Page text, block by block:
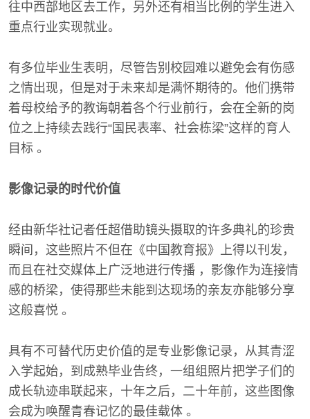
往中西部地区去工作，另外还有相当比例的学生进入
重点行业实现就业。
有多位毕业生表明，尽管告别校园难以避免会有伤感
之情出现，但是对于未来却是满怀期待的。他们携带
着母校给予的教诲朝着各个行业前行，会在全新的岗
位之上持续去践行“国民表率、社会栋梁”这样的育人
目标 。
影像记录的时代价值
经由新华社记者任超借助镜头摄取的许多典礼的珍贵
瞬间，这些照片不但在《中国教育报》上得以刊发，
而且在社交媒体上广泛地进行传播 ，影像作为连接情
感的桥梁，使得那些未能到达现场的亲友亦能够分享
这般喜悦 。
具有不可替代历史价值的是专业影像记录，从其青涩
入学起始，到成熟毕业告终，一组组照片把学子们的
成长轨迹串联起来，十年之后，二十年前，这些图像
会成为唤醒青春记忆的最佳载体 。